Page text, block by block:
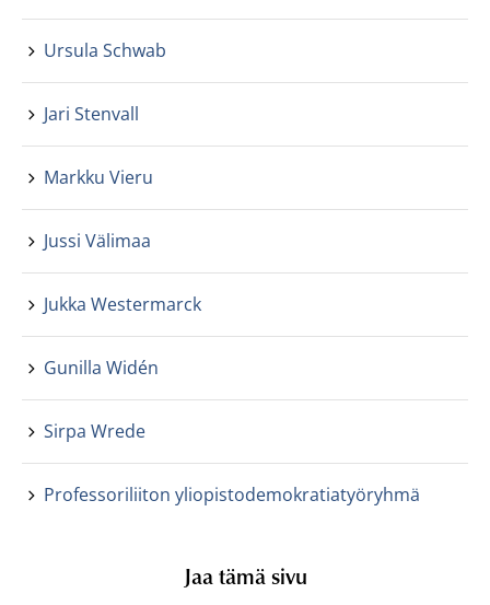
Ursula Schwab
Jari Stenvall
Markku Vieru
Jussi Välimaa
Jukka Westermarck
Gunilla Widén
Sirpa Wrede
Professoriliiton yliopistodemokratiatyöryhmä
Jaa tämä sivu